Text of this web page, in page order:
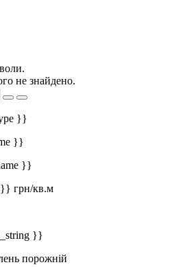
не знайдено.
}}
}}
}}
грн/кв.м
}}
порожній